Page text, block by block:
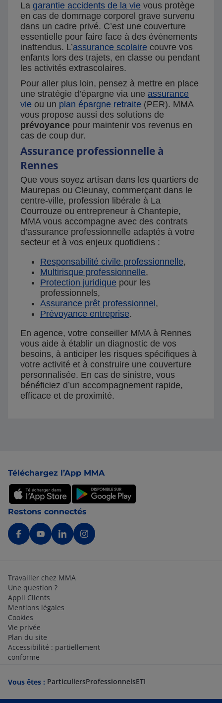
La garantie accidents de la vie vous protège
en cas de dommage corporel grave survenu
dans un cadre privé. C’est une couverture
essentielle pour faire face à des événements
inattendus. L’assurance scolaire couvre vos
enfants lors des trajets, en classe ou pendant
les activités extrascolaires.
Pour aller plus loin, pensez à mettre en place
une stratégie d’épargne via une assurance
vie ou un plan épargne retraite (PER). MMA
vous propose aussi des solutions de
prévoyance pour maintenir vos revenus en
cas de coup dur.
Assurance professionnelle à
Rennes
Que vous soyez artisan dans les quartiers de
Maurepas ou Cleunay, commerçant dans le
centre-ville, profession libérale à La
Courrouze ou entrepreneur à Chantepie,
MMA vous accompagne avec des contrats
d’assurance professionnelle adaptés à votre
secteur et à vos enjeux quotidiens :
Responsabilité civile professionnelle,
Multirisque professionnelle,
Protection juridique pour les
professionnels,
Assurance prêt professionnel ,
Prévoyance entreprise.
En agence, votre conseiller MMA à Rennes
vous aide à établir un diagnostic de vos
besoins, à anticiper les risques spécifiques à
votre activité et à construire une couverture
personnalisée. En cas de sinistre, vous
bénéficiez d’un accompagnement rapide,
efficace et de proximité.
Téléchargez l’App MMA
Restons connectés
Travailler chez MMA
Une question ?
Appli Clients
Mentions légales
Cookies
Vie privée
Plan du site
Accessibilité : partiellement
conforme
Vous êtes : ParticuliersProfessionnelsETI